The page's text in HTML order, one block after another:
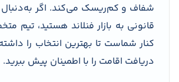
شفاف و کم‌ریسک می‌کند. اگر
قانونی به بازار فنلاند هستید، تیم
کنار شماست تا بهترین انتخاب را
دریافت اقامت را با اطمینان پیش ببرید.